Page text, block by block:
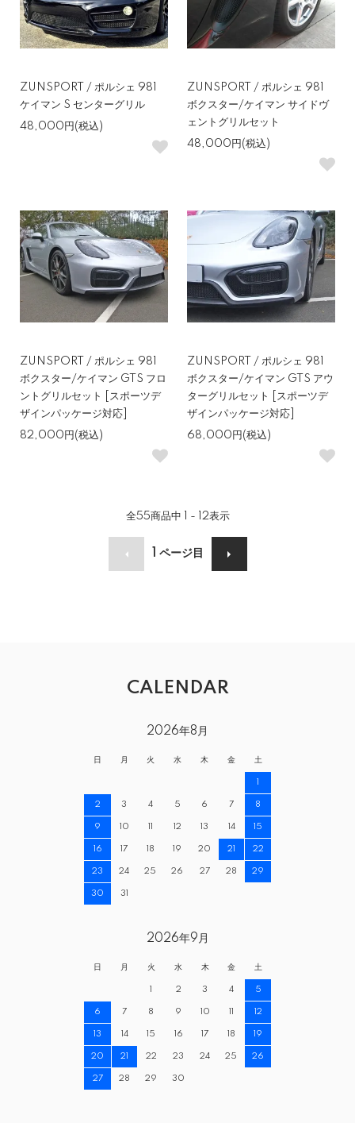
ZUNSPORT / ポルシェ 981
ケイマン S センターグリル
48,000円(税込)
ZUNSPORT / ポルシェ 981
ボクスター/ケイマン サイドヴ
ェントグリルセット
48,000円(税込)
ZUNSPORT / ポルシェ 981
ボクスター/ケイマン GTS フロ
ントグリルセット [スポーツデ
ザインパッケージ対応]
82,000円(税込)
ZUNSPORT / ポルシェ 981
ボクスター/ケイマン GTS アウ
ターグリルセット [スポーツデ
ザインパッケージ対応]
68,000円(税込)
全55商品中 1 - 12表示
ページ目
CALENDAR
2026年8月
日 月 火 水 木 金 土
1
2 3 4 5 6 7 8
9 10 11 12 13 14 15
16 17 18 19 20 21 22
23 24 25 26 27 28 29
30 31
2026年9月
日 月 火 水 木 金 土
1 2 3 4 5
6 7 8 9 10 11 12
13 14 15 16 17 18 19
20 21 22 23 24 25 26
27 28 29 30